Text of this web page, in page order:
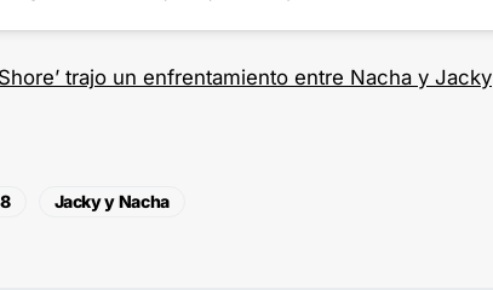
trajo un enfrentamiento entre Nacha y Jacky
Jacky y Nacha